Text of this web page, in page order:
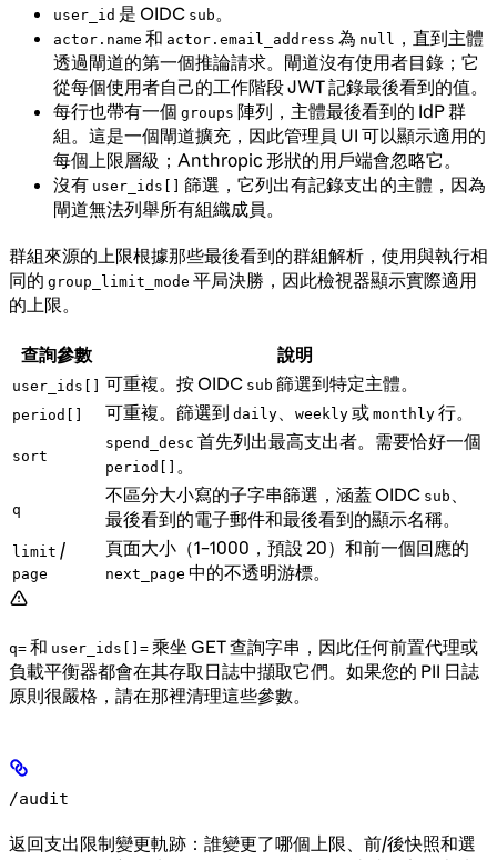
user_id 是 OIDC sub。
actor.name 和 actor.email_address 為 null ，直到主體
透過閘道的第一個推論請求。閘道沒有使用者目錄；它
從每個使用者自己的工作階段 JWT 記錄最後看到的值。
每行也帶有一個 groups 陣列，主體最後看到的 IdP 群
組。這是一個閘道擴充，因此管理員 UI 可以顯示適用的
每個上限層級；Anthropic 形狀的用戶端會忽略它。
沒有 user_ids[]
篩選，它列出有記錄支出的主體，因為
閘道無法列舉所有組織成員。
群組來源的上限根據那些最後看到的群組解析，使用與執行相
同的 group_limit_mode 平局決勝，因此檢視器顯示實際適用
的上限。
查詢參數 說明
user_ids[] 可重複。按 OIDC sub 篩選到特定主體。
period[] 可重複。篩選到 daily、 weekly 或 monthly 行。
sort
spend_desc 首先列出最高支出者。需要恰好一個
period[] 。
q
不區分大小寫的子字串篩選，涵蓋 OIDC sub 、
最後看到的電子郵件和最後看到的顯示名稱。
limit /
page
頁面大小（1–1000，預設 20）和前一個回應的
next_page 中的不透明游標。
q= 和 user_ids[]= 乘坐 GET 查詢字串，因此任何前置代理或
負載平衡器都會在其存取日誌中擷取它們。如果您的 PII 日誌
原則很嚴格，請在那裡清理這些參數。
/audit
返回支出限制變更軌跡：誰變更了哪個上限、前/後快照和選